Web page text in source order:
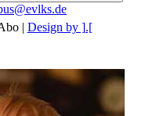
| Design by ].[